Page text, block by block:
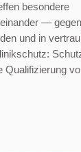
besondere
—
und in
Qualifizierung